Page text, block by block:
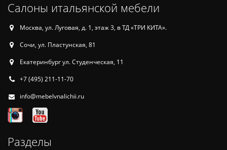
Салоны итальянской мебели
Москва, ул. Луговая, д. 1, этаж 3, в ТД «ТРИ КИТА».
Сочи, ул. Пластунская, 81
Екатеринбург ул. Студенческая, 11
+7 (495) 211-11-70
info@mebelvnalichii.ru
Разделы